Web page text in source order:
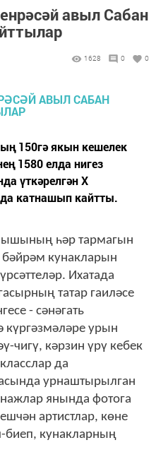
авыл Сабан
1628 0 0
150гә якын кешелек
1580 елда нигез
үткәрелгән X
катнашып кайтты.
һәр тармагын
кунакларын
Ихатада
татар гаиләсе
- сәнәгать
күргәзмәләре урын
чигү, кәрзин үрү кебек
да
урнаштырылган
янында фотога
артистлар, көне
биеп, кунакларның